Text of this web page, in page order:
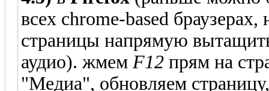
всех chrome-based
страницы напрямую
аудио). жмем F12 прям на
"Медиа", обновляем